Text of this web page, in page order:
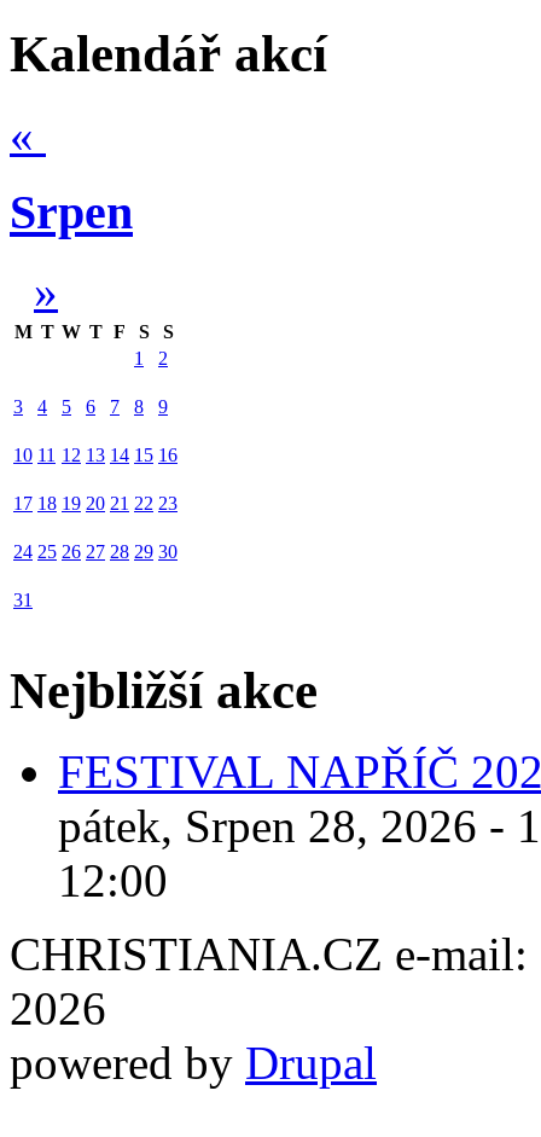
Kalendář akcí
«
Srpen
»
M T W T F S
S
1
2
3 4 5 6 7 8 9
10 11 12 13 14 15 16
17 18 19 20 21 22 23
24 25 26 27 28 29 30
31
Nejbližší akce
FESTIVAL NAPŘÍČ
pátek, Srpen 28, 2026 -
12:00
CHRISTIANIA.CZ e-mail:
2026
powered by Drupal